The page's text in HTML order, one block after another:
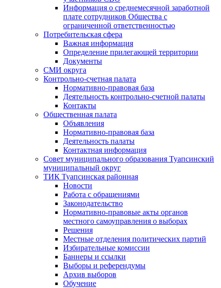
Информация о среднемесячной заработной
плате сотрудников Общества с
ограниченной ответственностью
Потребительская сфера
Важная информация
Определение прилегающей территории
Документы
СМИ округа
Контрольно-счетная палата
Нормативно-правовая база
Деятельность контрольно-счетной палаты
Контакты
Общественная палата
Объявления
Нормативно-правовая база
Деятельность палаты
Контактная информация
Совет муниципального образования Туапсинский
муниципальный округ
ТИК Туапсинская районная
Новости
Работа с обращениями
Законодательство
Нормативно-правовые акты органов
местного самоуправления о выборах
Решения
Местные отделения политических партий
Избирательные комиссии
Баннеры и ссылки
Выборы и референдумы
Архив выборов
Обучение